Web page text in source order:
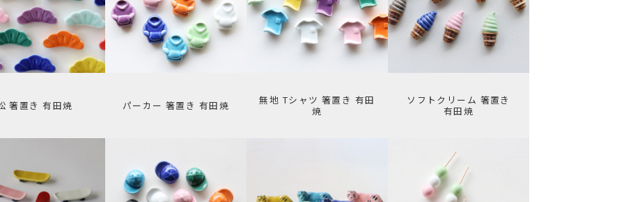
箸置き 有田焼 パーカー 箸置き 有田焼
無地 Tシャツ 箸置き 有田
焼
ソフトクリーム 箸置き
有田焼